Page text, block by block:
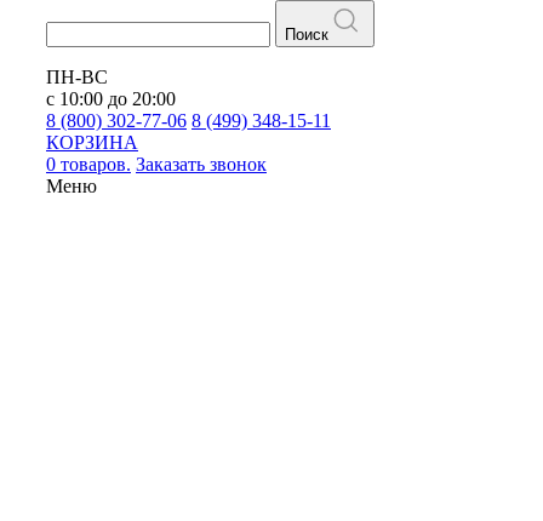
Поиск
ПН-ВС
с 10:00 до 20:00
8 (800) 302-77-06 8 (499) 348-15-11
КОРЗИНА
0 товаров. Заказать звонок
Меню